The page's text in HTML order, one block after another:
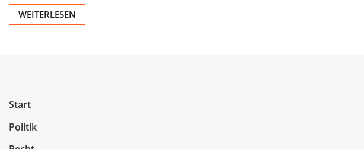
WEITERLESEN
Start
Politik